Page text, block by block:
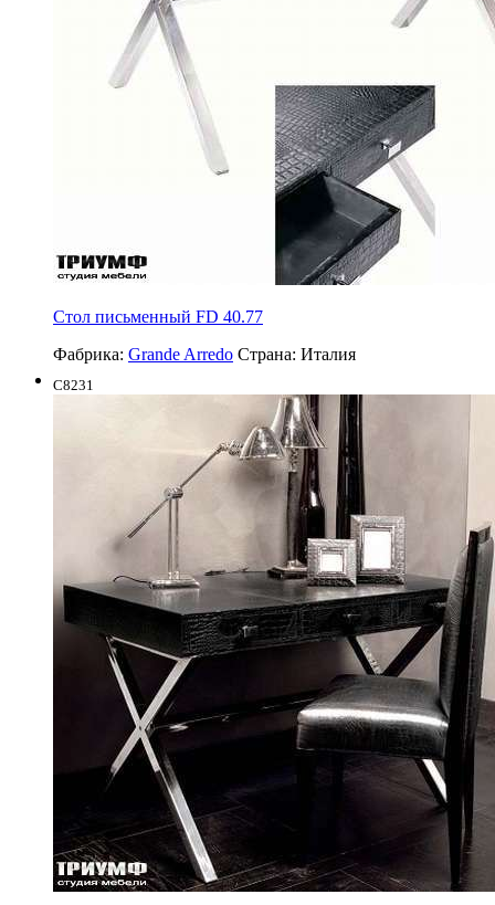
Cтол письменный FD 40.77
Фабрика: Grande Arredo Страна: Италия
C8231